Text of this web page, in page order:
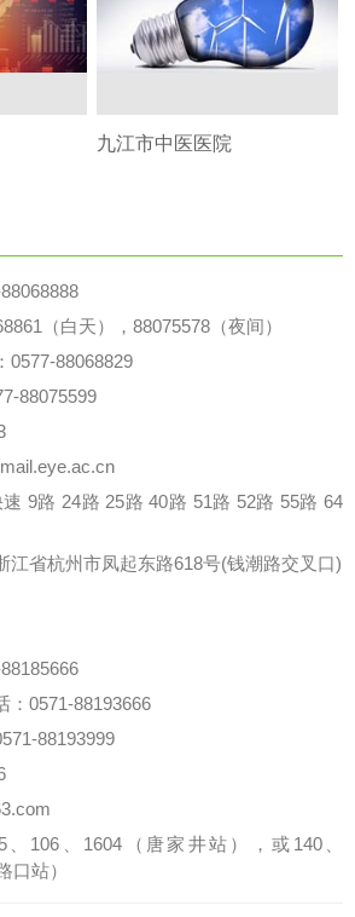
九江市中医医院
（白天），88075578（夜间）
0577-88068829
88075599
9路 24路 25路 40路 51路 52路 55路 64
江省杭州市凤起东路618号(钱潮路交叉口)
：0571-88193666
88193999
、106、1604（唐家井站），或140、
口站）